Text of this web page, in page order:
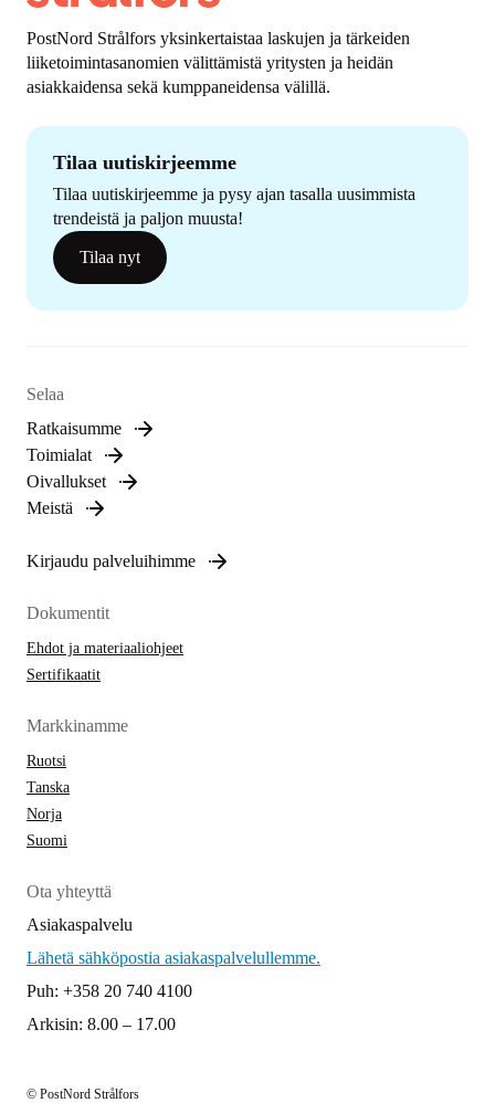
PostNord Strålfors yksinkertaistaa laskujen ja tärkeiden
liiketoimintasanomien välittämistä yritysten ja heidän
asiakkaidensa sekä kumppaneidensa välillä.
Tilaa uutiskirjeemme
Tilaa uutiskirjeemme ja pysy ajan tasalla uusimmista
trendeistä ja paljon muusta!
Tilaa nyt
Selaa
Ratkaisumme
Toimialat
Oivallukset
Meistä
Kirjaudu palveluihimme
Dokumentit
Ehdot ja materiaaliohjeet
Sertifikaatit
Markkinamme
Ruotsi
Tanska
Norja
Suomi
Ota yhteyttä
Asiakaspalvelu
Lähetä sähköpostia asiakaspalvelullemme.
Puh: +358 20 740 4100
Arkisin: 8.00 – 17.00
© PostNord Strålfors